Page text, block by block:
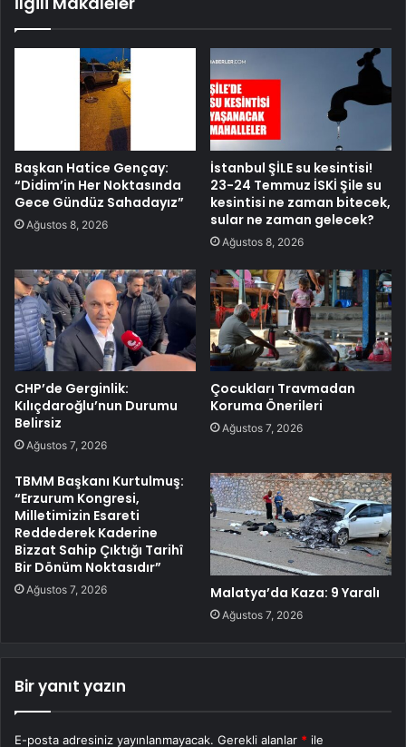
Başkan Hatice Gençay:
“Didim’in Her Noktasında
Gece Gündüz Sahadayız”
Ağustos 8, 2026
İstanbul ŞİLE su kesintisi!
23-24 Temmuz İSKİ Şile su
kesintisi ne zaman bitecek,
sular ne zaman gelecek?
Ağustos 8, 2026
CHP’de Gerginlik:
Kılıçdaroğlu’nun Durumu
Belirsiz
Ağustos 7, 2026
Çocukları Travmadan
Koruma Önerileri
Ağustos 7, 2026
TBMM Başkanı Kurtulmuş:
“Erzurum Kongresi,
Milletimizin Esareti
Reddederek Kaderine
Bizzat Sahip Çıktığı Tarihî
Bir Dönüm Noktasıdır”
Ağustos 7, 2026 Malatya’da Kaza: 9 Yaralı
Ağustos 7, 2026
Bir yanıt yazın
E-posta adresiniz yayınlanmayacak. Gerekli alanlar * ile